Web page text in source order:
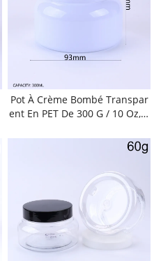
Pot À Crème Bombé Transpar
Ent En PET De 300 G / 10 Oz, À
Osmétique Vide Et Rechargea
Ble Avec Couvercle Vissé Étan
Che À L’air, Sans BPA, Étanche
Et Réutilisable Pour Crèmes P
Our Le Visage, Gommages Cor
Porels, Masques Capillaires,
Masques Argileux, Baumes Ne
Ttoyants, Usage Quotidien À L
A Maison, En Voyage, Dans Les